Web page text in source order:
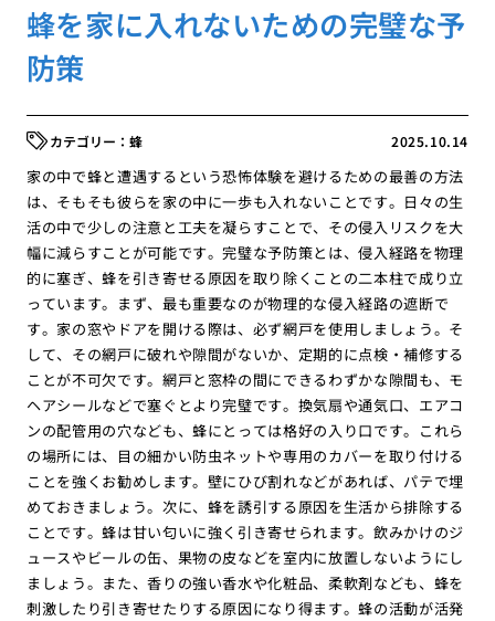
蜂を家に入れないための完璧な予
防策
2025.10.14
蜂
家の中で蜂と遭遇するという恐怖体験を避けるための最善の方法
は、そもそも彼らを家の中に一歩も入れないことです。日々の生
活の中で少しの注意と工夫を凝らすことで、その侵入リスクを大
幅に減らすことが可能です。完璧な予防策とは、侵入経路を物理
的に塞ぎ、蜂を引き寄せる原因を取り除くことの二本柱で成り立
っています。まず、最も重要なのが物理的な侵入経路の遮断で
す。家の窓やドアを開ける際は、必ず網戸を使用しましょう。そ
して、その網戸に破れや隙間がないか、定期的に点検・補修する
ことが不可欠です。網戸と窓枠の間にできるわずかな隙間も、モ
ヘアシールなどで塞ぐとより完璧です。換気扇や通気口、エアコ
ンの配管用の穴なども、蜂にとっては格好の入り口です。これら
の場所には、目の細かい防虫ネットや専用のカバーを取り付ける
ことを強くお勧めします。壁にひび割れなどがあれば、パテで埋
めておきましょう。次に、蜂を誘引する原因を生活から排除する
ことです。蜂は甘い匂いに強く引き寄せられます。飲みかけのジ
ュースやビールの缶、果物の皮などを室内に放置しないようにし
ましょう。また、香りの強い香水や化粧品、柔軟剤なども、蜂を
刺激したり引き寄せたりする原因になり得ます。蜂の活動が活発